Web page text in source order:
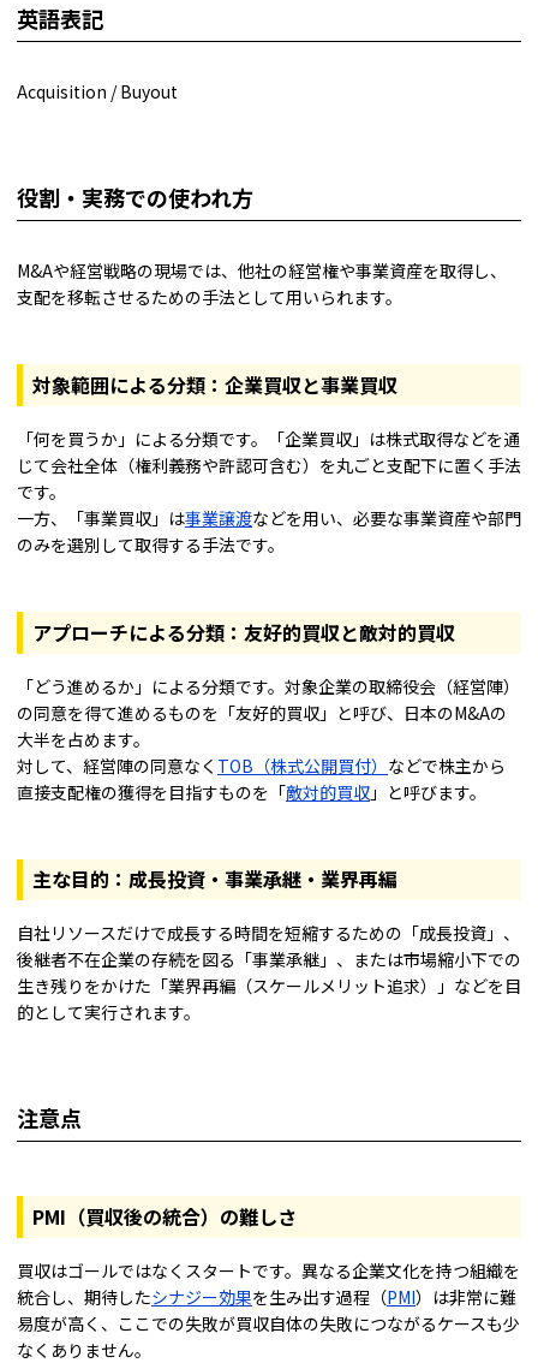
英語表記
Acquisition / Buyout
役割・実務での使われ方
M&Aや経営戦略の現場では、他社の経営権や事業資産を取得し、
支配を移転させるための手法として用いられます。
対象範囲による分類：企業買収と事業買収
「何を買うか」による分類です。「企業買収」は株式取得などを通
じて会社全体（権利義務や許認可含む）を丸ごと支配下に置く手法
です。
一方、「事業買収」は事業譲渡などを用い、必要な事業資産や部門
のみを選別して取得する手法です。
アプローチによる分類：友好的買収と敵対的買収
「どう進めるか」による分類です。対象企業の取締役会（経営陣）
の同意を得て進めるものを「友好的買収」と呼び、日本のM&Aの
大半を占めます。
対して、経営陣の同意なく TOB（株式公開買付） などで株主から
直接支配権の獲得を目指すものを「敵対的買収 」と呼びます。
主な目的：成長投資・事業承継・業界再編
自社リソースだけで成長する時間を短縮するための「成長投資」、
後継者不在企業の存続を図る「事業承継」、または市場縮小下での
生き残りをかけた「業界再編（スケールメリット追求）」などを目
的として実行されます。
注意点
PMI（買収後の統合）の難しさ
買収はゴールではなくスタートです。異なる企業文化を持つ組織を
統合し、期待したシナジー効果を生み出す過程（PMI）は非常に難
易度が高く、ここでの失敗が買収自体の失敗につながるケースも少
なくありません。